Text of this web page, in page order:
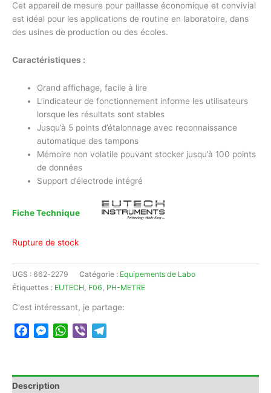
Cet appareil de mesure pour paillasse économique et convivial
est idéal pour les applications de routine en laboratoire, dans
des usines de production ou des écoles.
Caractéristiques :
Grand affichage, facile à lire
L’indicateur de fonctionnement informe les utilisateurs
lorsque les résultats sont stables
Jusqu’à 5 points d’étalonnage avec reconnaissance
automatique des tampons
Mémoire non volatile pouvant stocker jusqu’à 100 points
de données
Support d’électrode intégré
Fiche Technique
Rupture de stock
UGS : 662-2279 Catégorie : Equipements de Labo
Étiquettes : EUTECH, F06, PH-METRE
C'est intéressant, je partage:
FacebookMessenger
WhatsApp
Viber
Description